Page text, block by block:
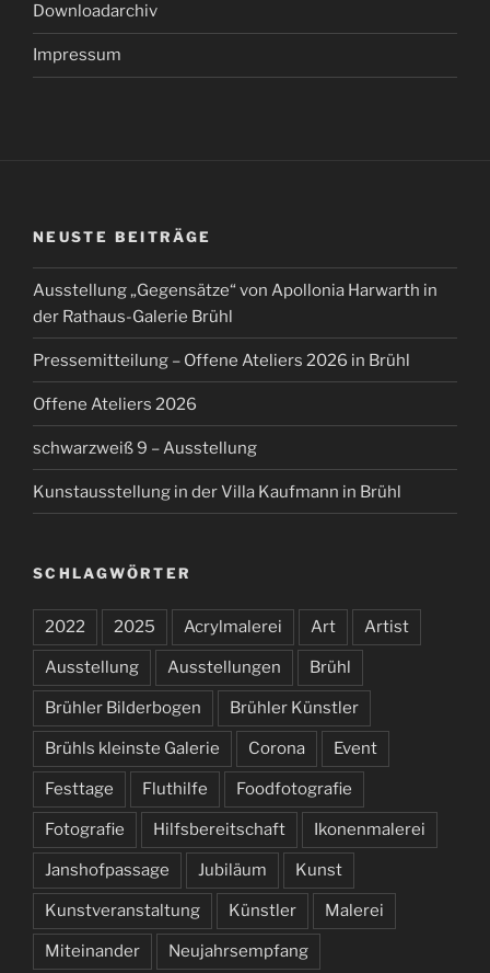
Downloadarchiv
Impressum
NEUSTE BEITRÄGE
Ausstellung „Gegensätze“ von Apollonia Harwarth in
der Rathaus-Galerie Brühl
Pressemitteilung – Offene Ateliers 2026 in Brühl
Offene Ateliers 2026
schwarzweiß 9 – Ausstellung
Kunstausstellung in der Villa Kaufmann in Brühl
SCHLAGWÖRTER
2022 2025 Acrylmalerei Art Artist
Ausstellung Ausstellungen Brühl
Brühler Bilderbogen Brühler Künstler
Brühls kleinste Galerie Corona Event
Festtage Fluthilfe Foodfotografie
Fotografie Hilfsbereitschaft Ikonenmalerei
Janshofpassage Jubiläum Kunst
Kunstveranstaltung Künstler Malerei
Miteinander Neujahrsempfang